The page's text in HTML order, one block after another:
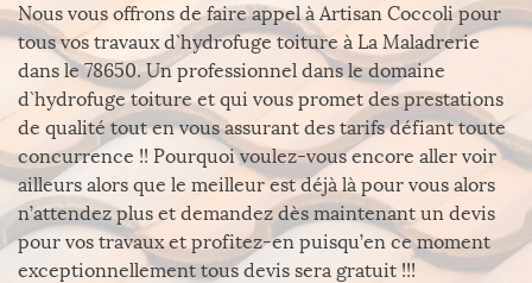
Nous vous offrons de faire appel à Artisan Coccoli pour
tous vos travaux d`hydrofuge toiture à La Maladrerie
dans le 78650. Un professionnel dans le domaine
d`hydrofuge toiture et qui vous promet des prestations
de qualité tout en vous assurant des tarifs défiant toute
concurrence !! Pourquoi voulez-vous encore aller voir
ailleurs alors que le meilleur est déjà là pour vous alors
n’attendez plus et demandez dès maintenant un devis
pour vos travaux et profitez-en puisqu’en ce moment
exceptionnellement tous devis sera gratuit !!!